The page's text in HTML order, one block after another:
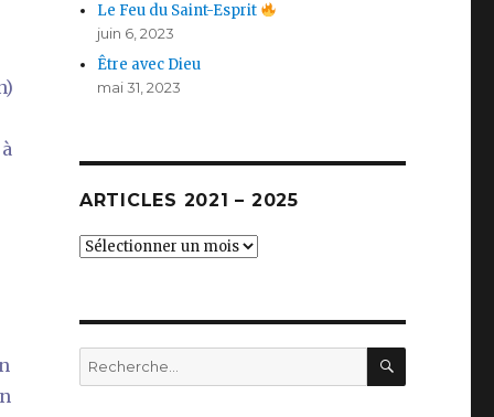
Le Feu du Saint-Esprit
juin 6, 2023
Être avec Dieu
mai 31, 2023
ARTICLES 2021 – 2025
Articles
Recherche
pour :